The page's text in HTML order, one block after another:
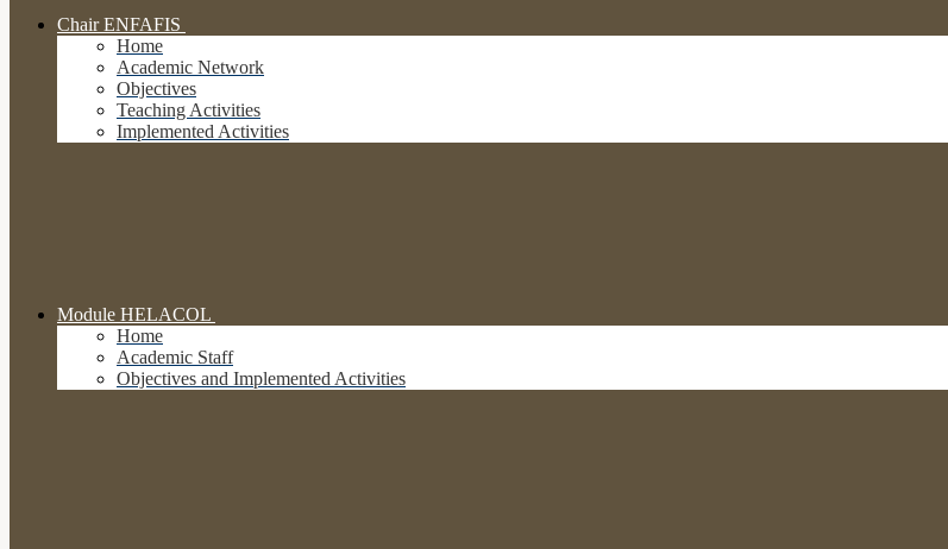
Chair ENFAFIS
Home
Academic Network
Objectives
Teaching Activities
Implemented Activities
Module HELACOL
Home
Academic Staff
Objectives and Implemented Activities